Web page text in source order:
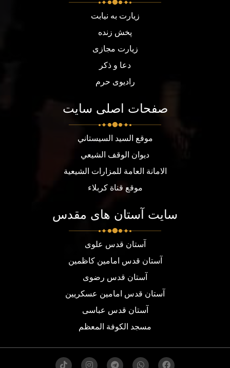
زیارت به نیابت
پخش زنده
زیارت مجازی
دعا و ذکر
رادیوی حرم
صفحات اصلی سایت
موقع السيد السيستاني
ديوان الوقف الشيعي
الامانة العامة للمزارات الشيعية
موقع قناة كربلاء
سایت آستان های مقدس
آستان قدس علوی
آستان قدس امامین کاظمین
آستان قدس رضوی
آستان قدس امامین عسکریین
آستان قدس عباسی
مسجد الكوفة المعظم